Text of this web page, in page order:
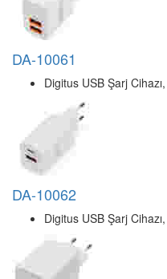
DA-10061
Digitus USB Şarj
DA-10062
Digitus USB Şarj